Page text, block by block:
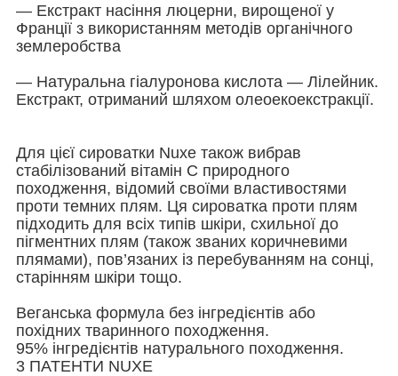
— Екстракт насіння люцерни, вирощеної у
Франції з використанням методів органічного
землеробства
— Натуральна гіалуронова кислота — Лілейник.
Екстракт, отриманий шляхом олеоекоекстракції.
Для цієї сироватки Nuxe також вибрав
стабілізований вітамін С природного
походження, відомий своїми властивостями
проти темних плям. Ця сироватка проти плям
підходить для всіх типів шкіри, схильної до
пігментних плям (також званих коричневими
плямами), пов’язаних із перебуванням на сонці,
старінням шкіри тощо.
Веганська формула без інгредієнтів або
похідних тваринного походження.
95% інгредієнтів натурального походження.
3 ПАТЕНТИ NUXE